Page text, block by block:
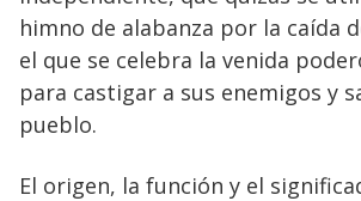
himno de alabanza por la caída
el que se celebra la venida
para castigar a sus enemigos y
pueblo.
El origen, la función y el